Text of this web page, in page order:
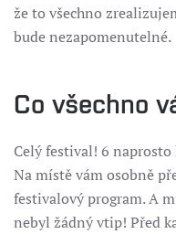
že to všechno
bude nezapomenutelné.
Co všechno
Celý festival! 6
Na místě vám osobně
festivalový program. A
nebyl žádný vtip! Před